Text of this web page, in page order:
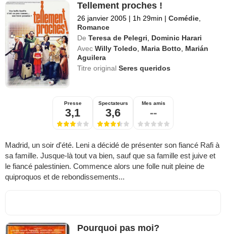
Tellement proches !
26 janvier 2005 | 1h 29min | Comédie
Romance
De Teresa de Pelegri
Dominic Harari
Avec Willy Toledo Maria Botto
Marián
Aguilera
Titre originalSeres queridos
Presse
3,1
Spectateurs
3,6
Mes amis
--
Madrid, un soir d'été. Leni a décidé de présenter son fiancé Rafi à
sa famille. Jusque-là tout va bien, sauf que sa famille est juive et
le fiancé palestinien. Commence alors une folle nuit pleine de
quiproquos et de rebondissements...
Pourquoi pas moi?